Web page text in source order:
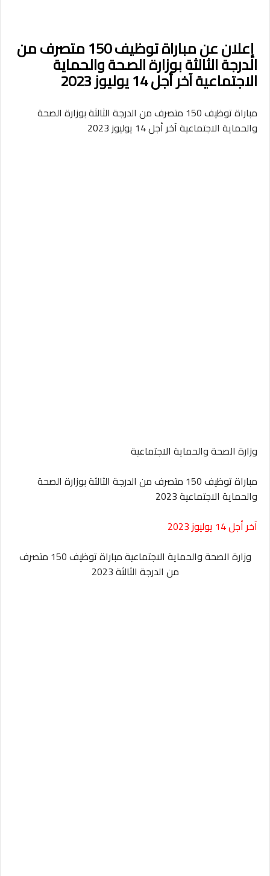
إعلان عن مباراة توظيف 150 متصرف من
الدرجة الثالثة بوزارة الصحة والحماية
الاجتماعية آخر أجل 14 يوليوز 2023
مباراة توظيف 150 متصرف من الدرجة الثالثة بوزارة الصحة
والحماية الاجتماعية آخر أجل 14 يوليوز 2023
وزارة الصحة والحماية الاجتماعية
مباراة توظيف 150 متصرف من الدرجة الثالثة بوزارة الصحة
والحماية الاجتماعية 2023
آخر أجل 14 يوليوز 2023
وزارة الصحة والحماية الاجتماعية مباراة توظيف 150 متصرف
من الدرجة الثالثة 2023